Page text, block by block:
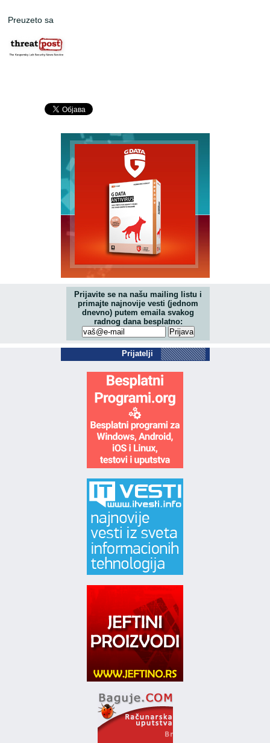
Preuzeto sa
Prijavite se na našu mailing listu i
primajte najnovije vesti (jednom
dnevno) putem emaila svakog
radnog dana besplatno:
Prijatelji